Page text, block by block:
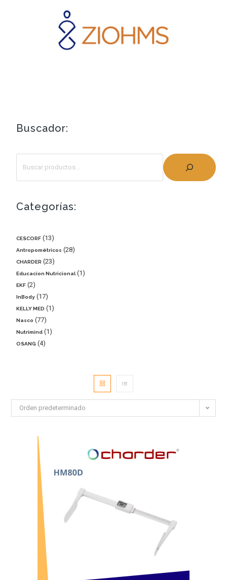
Buscador:
Categorías:
CESCORF 13
Antropométricos 28
CHARDER 23
Educacion Nutricional 1
EKF 2
InBody 17
KELLY MED 1
Nasco 77
Nutrimind 1
OSANG 4
Orden predeterminado